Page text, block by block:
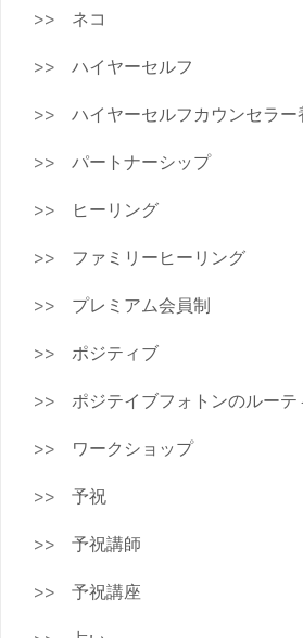
ネコ
ハイヤーセルフ
ハイヤーセルフカウンセラー
パートナーシップ
ヒーリング
ファミリーヒーリング
プレミアム会員制
ポジティブ
ポジテイブフォトンのルーテ
ワークショップ
予祝
予祝講師
予祝講座